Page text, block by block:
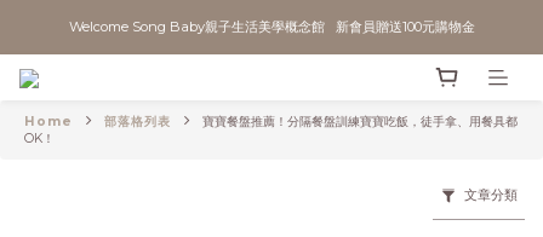
Welcome Song Baby親子生活美學概念館   新會員贈送100元購物金
Home 部落格列表
寶寶餐盤推薦！分隔餐盤訓練寶寶吃飯，徒手拿、用餐具都
OK！
文章分類